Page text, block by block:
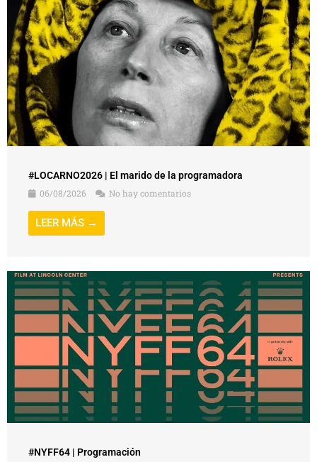
#LOCARNO2026 | El marido de la programadora
06/08/2026
No hay comentarios
LEER MÁS →
#NYFF64 | Programación